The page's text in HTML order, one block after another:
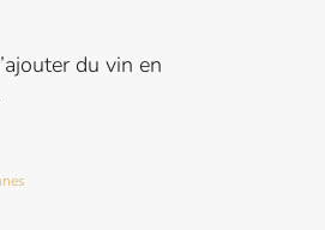
du vin en